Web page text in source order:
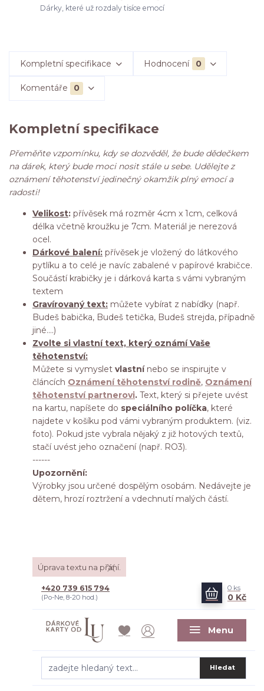
Dárky, které už rozdaly tisíce emocí
Kompletní specifikace Hodnocení 0
Komentáře 0
Kompletní specifikace
Přeměňte vzpomínku, kdy se dozvěděl, že bude dědečkem
na dárek, který bude moci nosit stále u sebe. Udělejte z
oznámení těhotenství jedinečný okamžik plný emocí a
radosti!
Velikost: přívěsek má rozměr 4cm x 1cm, celková
délka včetně kroužku je 7cm. Materiál je nerezová
ocel.
Dárkové balení: přívěsek je vložený do látkového
pytlíku a to celé je navíc zabalené v papírové krabičce.
Součástí krabičky je i dárková karta s vámi vybraným
textem
Gravírovaný text: můžete vybírat z nabídky (např.
Budeš babička, Budeš tetička, Budeš strejda, případně
jiné....)
Zvolte si vlastní text, který oznámí Vaše
těhotenství:
Můžete si vymyslet vlastní nebo se inspirujte v
článcích Oznámení těhotenství rodině, Oznámení
těhotenství partnerovi. Text, který si přejete uvést
na kartu, napíšete do speciálního políčka, které
najdete v košíku pod vámi vybraným produktem. (viz.
foto). Pokud jste vybrala nějaký z již hotových textů,
stačí uvést jeho označení (např. RO3).
------
Upozornění:
Výrobky jsou určené dospělým osobám. Nedávejte je
dětem, hrozí roztržení a vdechnutí malých částí.
Úprava textu na přání.
Menu
Hledat
+420 739 615 794
(Po-Ne, 8-20 hod.)
0 ks
0 Kč